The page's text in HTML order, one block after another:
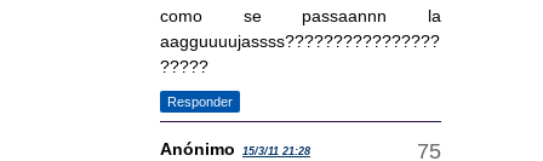
como se passaannn la
aagguuuujassss????????????????
?????
Responder
Anónimo 15/3/11 21:28